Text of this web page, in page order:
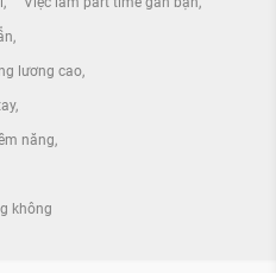
lương cao
năng
không